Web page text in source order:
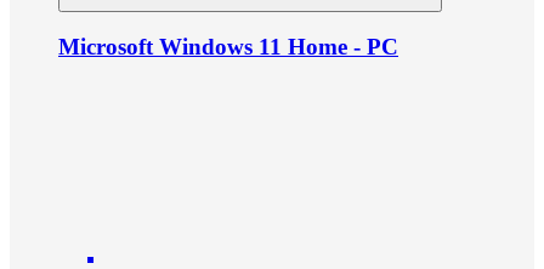
Microsoft Windows 11 Home - PC